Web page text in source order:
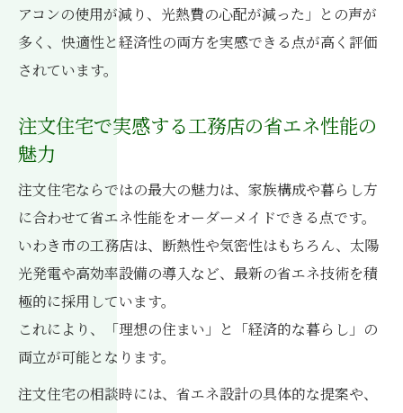
アコンの使用が減り、光熱費の心配が減った」との声が
多く、快適性と経済性の両方を実感できる点が高く評価
されています。
注文住宅で実感する工務店の省エネ性能の
魅力
注文住宅ならではの最大の魅力は、家族構成や暮らし方
に合わせて省エネ性能をオーダーメイドできる点です。
いわき市の工務店は、断熱性や気密性はもちろん、太陽
光発電や高効率設備の導入など、最新の省エネ技術を積
極的に採用しています。
これにより、「理想の住まい」と「経済的な暮らし」の
両立が可能となります。
注文住宅の相談時には、省エネ設計の具体的な提案や、